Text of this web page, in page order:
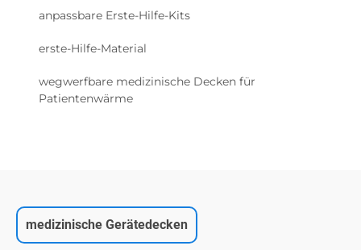
anpassbare Erste-Hilfe-Kits
erste-Hilfe-Material
wegwerfbare medizinische Decken für
Patientenwärme
medizinische Gerätedecken